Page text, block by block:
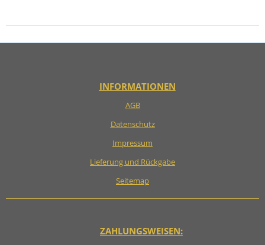
INFORMATIONEN
AGB
Datenschutz
Impressum
Lieferung und Rückgabe
Seitemap
ZAHLUNGSWEISEN: